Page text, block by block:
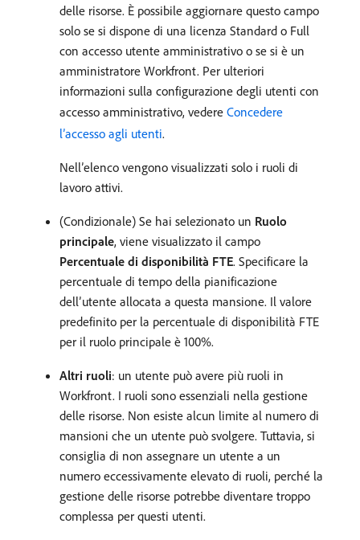
delle risorse. È possibile aggiornare questo campo
solo se si dispone di una licenza Standard o Full
con accesso utente amministrativo o se si è un
amministratore Workfront. Per ulteriori
informazioni sulla configurazione degli utenti con
accesso amministrativo, vedere Concedere
l’accesso agli utenti.
Nell’elenco vengono visualizzati solo i ruoli di
lavoro attivi.
(Condizionale) Se hai selezionato un Ruolo
principale, viene visualizzato il campo
Percentuale di disponibilità FTE. Specificare la
percentuale di tempo della pianificazione
dell’utente allocata a questa mansione. Il valore
predefinito per la percentuale di disponibilità FTE
per il ruolo principale è 100%.
Altri ruoli: un utente può avere più ruoli in
Workfront. I ruoli sono essenziali nella gestione
delle risorse. Non esiste alcun limite al numero di
mansioni che un utente può svolgere. Tuttavia, si
consiglia di non assegnare un utente a un
numero eccessivamente elevato di ruoli, perché la
gestione delle risorse potrebbe diventare troppo
complessa per questi utenti.